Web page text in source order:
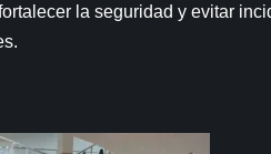
la seguridad y evitar